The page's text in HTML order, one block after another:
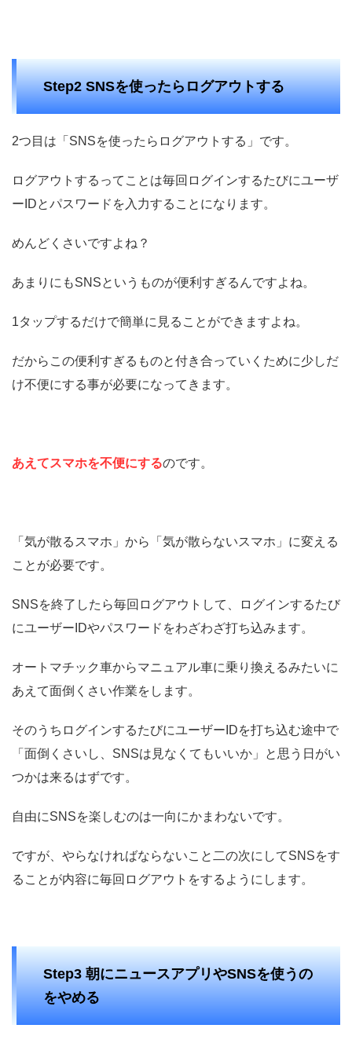
Step2 SNSを使ったらログアウトする
2つ目は「SNSを使ったらログアウトする」です。
ログアウトするってことは毎回ログインするたびにユーザ
ーIDとパスワードを入力することになります。
めんどくさいですよね？
あまりにもSNSというものが便利すぎるんですよね。
1タップするだけで簡単に見ることができますよね。
だからこの便利すぎるものと付き合っていくために少しだ
け不便にする事が必要になってきます。
あえてスマホを不便にするのです。
「気が散るスマホ」から「気が散らないスマホ」に変える
ことが必要です。
SNSを終了したら毎回ログアウトして、ログインするたび
にユーザーIDやパスワードをわざわざ打ち込みます。
オートマチック車からマニュアル車に乗り換えるみたいに
あえて面倒くさい作業をします。
そのうちログインするたびにユーザーIDを打ち込む途中で
「面倒くさいし、SNSは見なくてもいいか」と思う日がい
つかは来るはずです。
自由にSNSを楽しむのは一向にかまわないです。
ですが、やらなければならないこと二の次にしてSNSをす
ることが内容に毎回ログアウトをするようにします。
Step3 朝にニュースアプリやSNSを使うの
をやめる